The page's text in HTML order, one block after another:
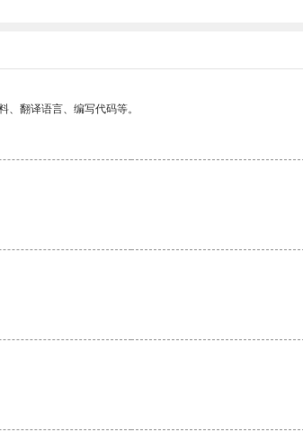
翻译语言、编写代码等。